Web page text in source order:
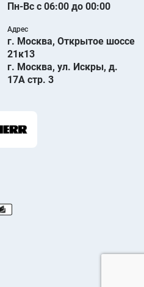
Пн-Вс с 06:00 до 00:00
Адрес
г. Москва, Открытое шоссе
21к13
г. Москва, ул. Искры, д.
17А стр. 3